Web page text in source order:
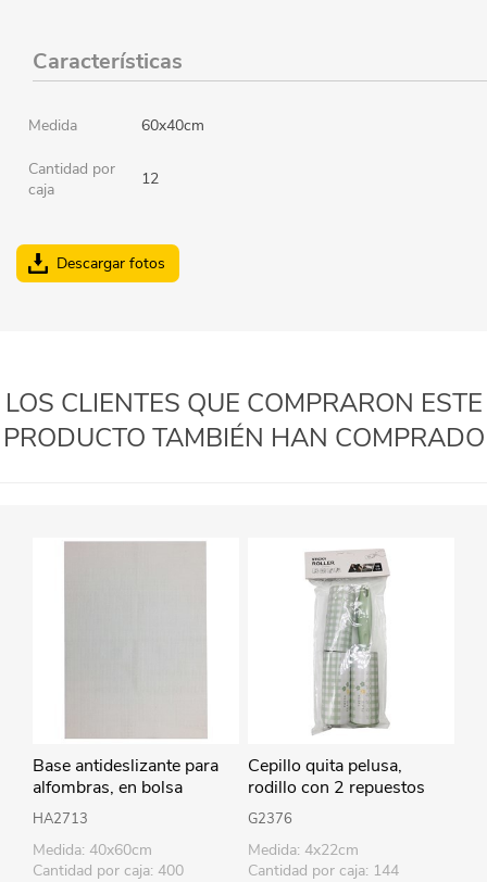
Características
Medida 60x40cm
Cantidad por
caja
12
Descargar fotos
LOS CLIENTES QUE COMPRARON ESTE
PRODUCTO TAMBIÉN HAN COMPRADO
Base antideslizante para
alfombras, en bolsa
HA2713
Medida: 40x60cm
Cantidad por caja: 400
Cepillo quita pelusa,
rodillo con 2 repuestos
G2376
Medida: 4x22cm
Cantidad por caja: 144